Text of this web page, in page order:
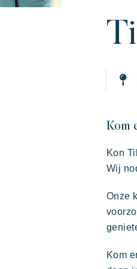
De
ervaring
Actieve
Kom
Kon
Wij
Onze
Kom